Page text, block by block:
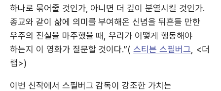
하나로 묶어줄 것인가, 아니면 더 깊이 분열시킬 것인가.
종교와 같이 삶에 의미를 부여해온 신념을 뒤흔들 만한
우주의 진실을 마주했을 때, 우리가 어떻게 행동해야
하는지 이 영화가 질문할 것이다.”( 스티븐 스필버그 , <더
랩>)
이번 신작에서 스필버그 감독이 강조한 가치는